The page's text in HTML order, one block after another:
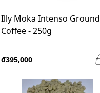
Illy Moka Intenso Ground
Coffee - 250g
₫395,000